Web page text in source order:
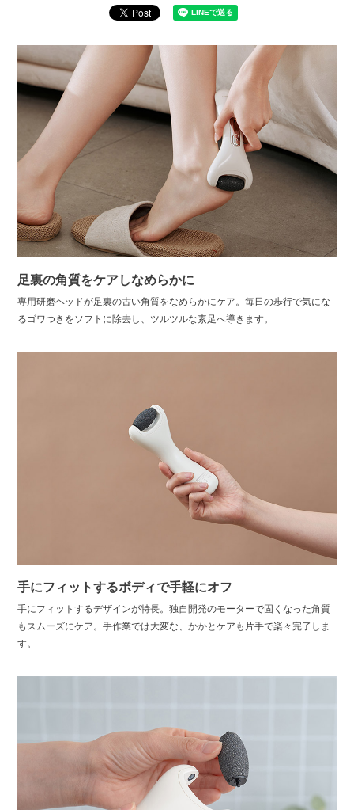
足裏の角質をケアしなめらかに
専用研磨ヘッドが足裏の古い角質をなめらかにケア。毎日の歩行で気にな
るゴワつきをソフトに除去し、ツルツルな素足へ導きます。
手にフィットするボディで手軽にオフ
手にフィットするデザインが特長。独自開発のモーターで固くなった角質
もスムーズにケア。手作業では大変な、かかとケアも片手で楽々完了しま
す。